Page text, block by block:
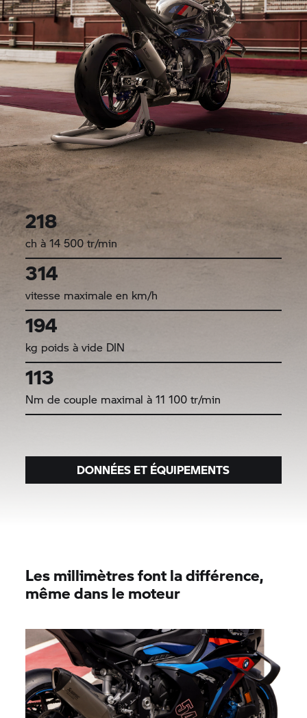
218
ch à 14 500 tr/min
314
vitesse maximale en km/h
194
kg poids à vide DIN
113
Nm de couple maximal à 11 100 tr/min
DONNÉES ET ÉQUIPEMENTS
Les millimètres font la différence,
même dans le moteur